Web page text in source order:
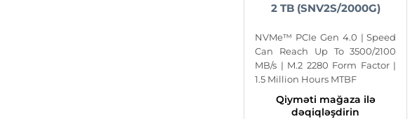
2 TB (SNV2S/2000G)
NVMe™ PCIe Gen 4.0 | Speed
Can Reach Up To 3500/2100
MB/s | M.2 2280 Form Factor |
1.5 Million Hours MTBF
Qiyməti mağaza ilə
dəqiqləşdirin